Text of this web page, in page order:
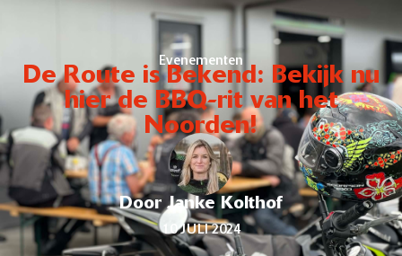
Evenementen
De Route is Bekend: Bekijk nu
hier de BBQ-rit van het
Noorden!
Door Janke Kolthof
10 JULI 2024